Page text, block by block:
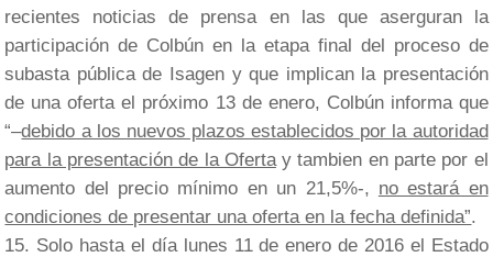
recientes noticias de prensa en las que aserguran la
participación de Colbún en la etapa final del proceso de
subasta pública de Isagen y que implican la presentación
de una oferta el próximo 13 de enero, Colbún informa que
“–debido a los nuevos plazos establecidos por la autoridad
para la presentación de la Ofertay tambien en parte por el
aumento del precio mínimo en un 21,5%-, no estará en
condiciones de presentar una oferta en la fecha definida”.
Solo hasta el día lunes 11 de enero de 2016 el Estado